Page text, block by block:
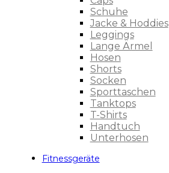
Schuhe
Jacke & Hoddies
Leggings
Lange Ärmel
Hosen
Shorts
Socken
Sporttaschen
Tanktops
T-Shirts
Handtuch
Unterhosen
Fitnessgeräte